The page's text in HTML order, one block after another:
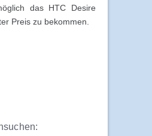
das HTC Desire
Preis zu bekommen.